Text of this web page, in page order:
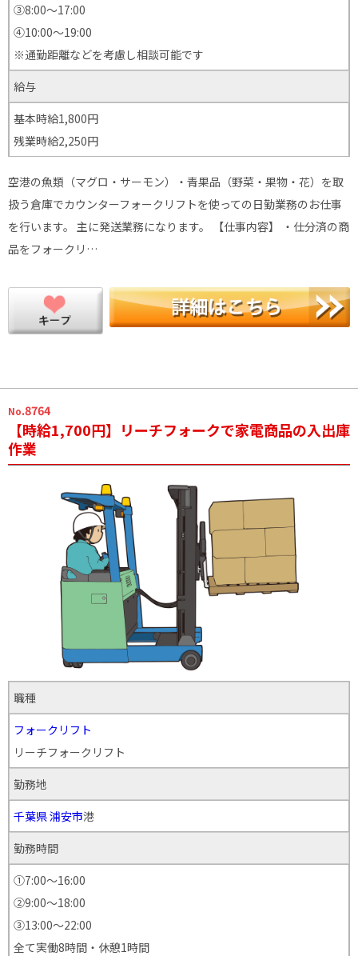
③8:00～17:00
④10:00〜19:00
※通勤距離などを考慮し相談可能です
給与
基本時給1,800円
残業時給2,250円
空港の魚類（マグロ・サーモン）・青果品（野菜・果物・花）を取
扱う倉庫でカウンターフォークリフトを使っての日勤業務のお仕事
を行います。 主に発送業務になります。 【仕事内容】 ・仕分済の商
品をフォークリ…
No.8764
【時給1,700円】リーチフォークで家電商品の入出庫
作業
職種
フォークリフト
リーチフォークリフト
勤務地
千葉県浦安市港
勤務時間
①7:00〜16:00
②9:00～18:00
③13:00〜22:00
全て実働8時間・休憩1時間